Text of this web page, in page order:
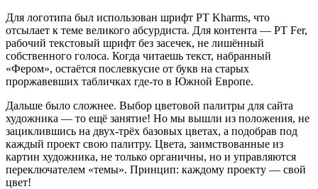
Для логотипа был использован шрифт PT Kharms, что
отсылает к теме великого абсурдиста. Для контента — PT Fer,
рабочий текстовый шрифт без засечек, не лишённый
собственного голоса. Когда читаешь текст, набранный
«Фером», остаётся послевкусие от букв на старых
проржавевших табличках где-то в Южной Европе.
Дальше было сложнее. Выбор цветовой палитры для сайта
художника — то ещё занятие! Но мы вышли из положения, не
зациклившись на двух-трёх базовых цветах, а подобрав под
каждый проект свою палитру. Цвета, заимствованные из
картин художника, не только органичны, но и управляются
переключателем «темы». Принцип: каждому проекту — свой
цвет!